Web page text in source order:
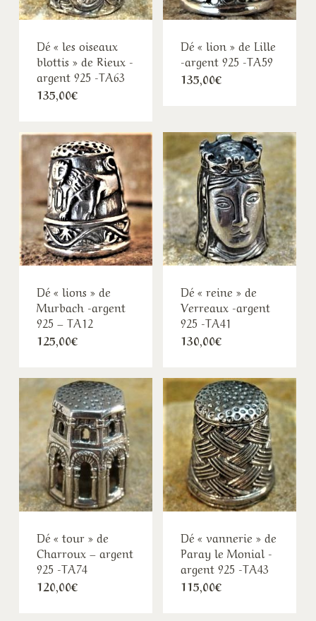
Dé « les oiseaux
blottis » de Rieux -
argent 925 -TA63
135,00€
Dé « lion » de Lille
-argent 925 -TA59
135,00€
Dé « lions » de
Murbach -argent
925 – TA12
125,00€
Dé « reine » de
Verreaux -argent
925 -TA41
130,00€
Dé « tour » de
Charroux – argent
925 -TA74
120,00€
Dé « vannerie » de
Paray le Monial -
argent 925 -TA43
115,00€